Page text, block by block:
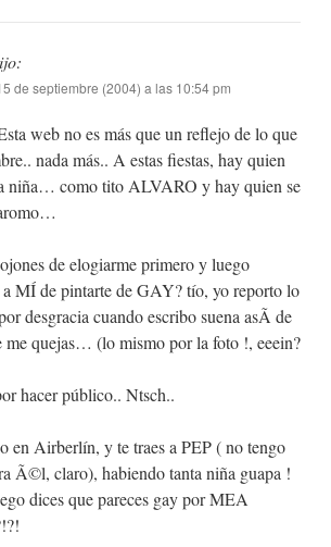
de septiembre (2004) a las 10:54 pm
web no es más que un reflejo de lo que
nada más.. A estas fiestas, hay quien
niña… como tito ALVARO y hay quien se
de elogiarme primero y luego
a MÍ de pintarte de GAY? tío, yo reporto lo
desgracia cuando escribo suena asÃ­ de
me quejas… (lo mismo por la foto !, eeein?
hacer público.. Ntsch..
en Airberlín, y te traes a PEP ( no tengo
Ã©l, claro), habiendo tanta niña guapa !
dices que pareces gay por MEA